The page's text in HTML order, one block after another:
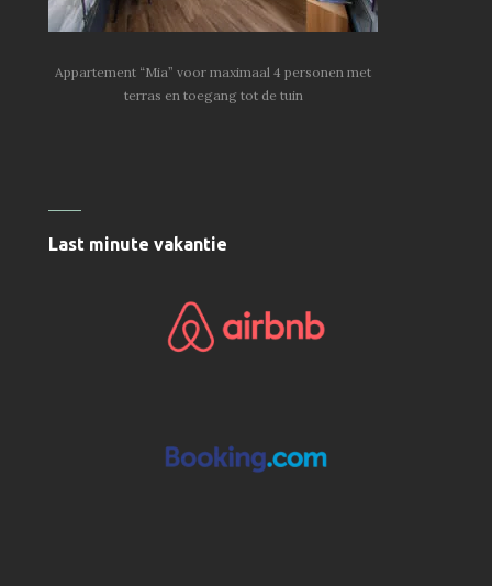
Appartement “Mia” voor maximaal 4 personen met
terras en toegang tot de tuin
Last minute vakantie